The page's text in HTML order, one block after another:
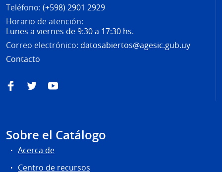
Teléfono: (+598) 2901 2929
Horario de atención:
Lunes a viernes de 9:30 a 17:30 hs.
Correo electrónico: datosabiertos@agesic.gub.uy
Contacto
FacebookTwitterYouTube
Sobre el Catálogo
Acerca de
Centro de recursos